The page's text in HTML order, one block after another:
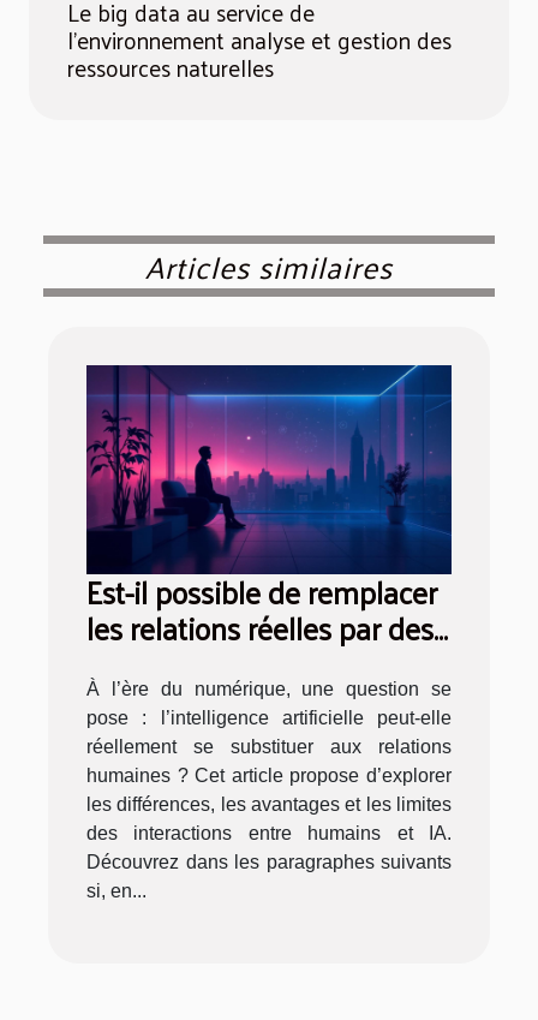
Le big data au service de
l'environnement analyse et gestion des
ressources naturelles
Articles similaires
Est-il possible de remplacer
les relations réelles par des
AI ?
À l’ère du numérique, une question se
pose : l’intelligence artificielle peut-elle
réellement se substituer aux relations
humaines ? Cet article propose d’explorer
les différences, les avantages et les limites
des interactions entre humains et IA.
Découvrez dans les paragraphes suivants
si, en...